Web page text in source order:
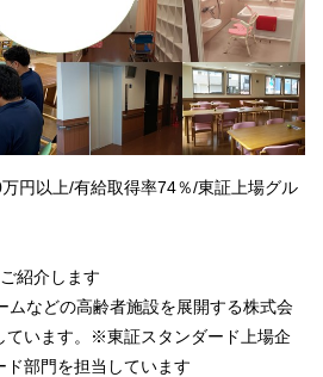
円以上/有給取得率74％/東証上場グル
紹介します
ムなどの高齢者施設を展開する株式会
ています。※東証スタンダード上場企
部門を担当しています